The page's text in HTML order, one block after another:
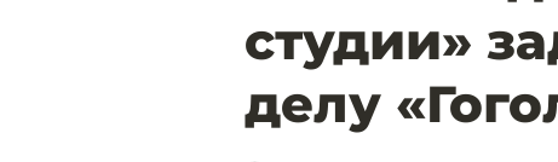
студии»
делу